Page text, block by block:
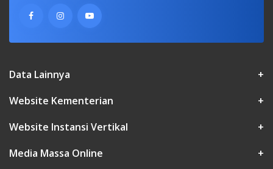
Data Lainnya
+
Website Kementerian
+
Website Instansi Vertikal
+
Media Massa Online
+